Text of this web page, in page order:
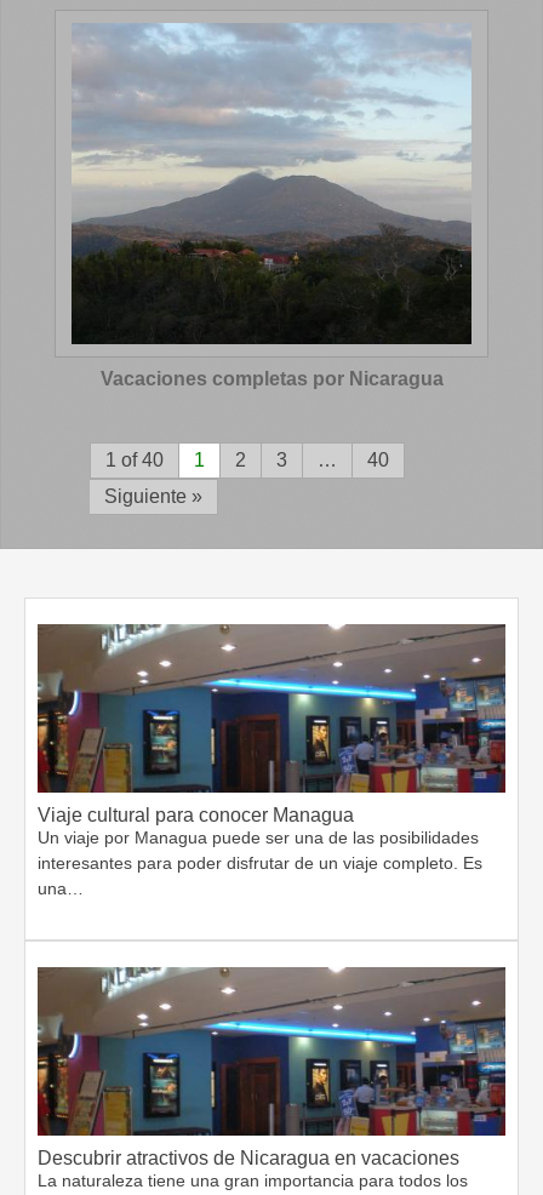
Vacaciones completas por Nicaragua
1 of 40 1 2 3 …
40
Siguiente »
Viaje cultural para conocer Managua
Un viaje por Managua puede ser una de las posibilidades
interesantes para poder disfrutar de un viaje completo. Es
una…
Descubrir atractivos de Nicaragua en vacaciones
La naturaleza tiene una gran importancia para todos los